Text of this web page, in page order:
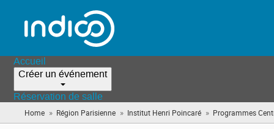
Accueil
Créer un événement
Réservation de salle
Home » Région Parisienne » Institut Henri Poincaré » Programmes